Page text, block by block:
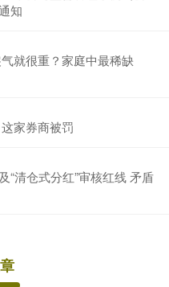
知
就很重？家庭中最稀缺
家券商被罚
“清仓式分红”审核红线 矛盾